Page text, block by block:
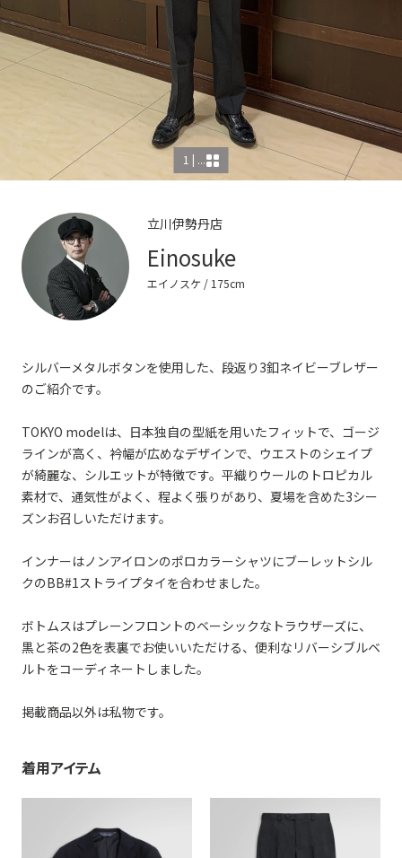
1 | ...
立川伊勢丹店
Einosuke
エイノスケ/ 175cm
シルバーメタルボタンを使用した、段返り3釦ネイビーブレザー
のご紹介です。
TOKYO modelは、日本独自の型紙を用いたフィットで、ゴージ
ラインが高く、衿幅が広めなデザインで、ウエストのシェイプ
が綺麗な、シルエットが特徴です。平織りウールのトロピカル
素材で、通気性がよく、程よく張りがあり、夏場を含めた3シー
ズンお召しいただけます。
インナーはノンアイロンのポロカラーシャツにブーレットシル
クのBB#1ストライプタイを合わせました。
ボトムスはプレーンフロントのベーシックなトラウザーズに、
黒と茶の2色を表裏でお使いいただける、便利なリバーシブルベ
ルトをコーディネートしました。
掲載商品以外は私物です。
着用アイテム